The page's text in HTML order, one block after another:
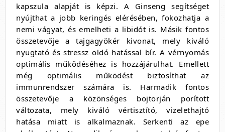
kapszula alapját is képzi. A Ginseng segítséget
nyújthat a jobb keringés elérésében, fokozhatja a
nemi vágyat, és emelheti a libidót is. Másik fontos
összetevője a tajgagyökér kivonat, mely kiváló
nyugtató és stressz oldó hatással bír. A vérnyomás
optimális működéséhez is hozzájárulhat. Emellett
még optimális működést biztosíthat az
immunrendszer számára is. Harmadik fontos
összetevője a közönséges bojtorján porított
változata, mely kiváló vértisztító, vizelethajtó
hatása miatt is alkalmaznak. Serkenti az epe